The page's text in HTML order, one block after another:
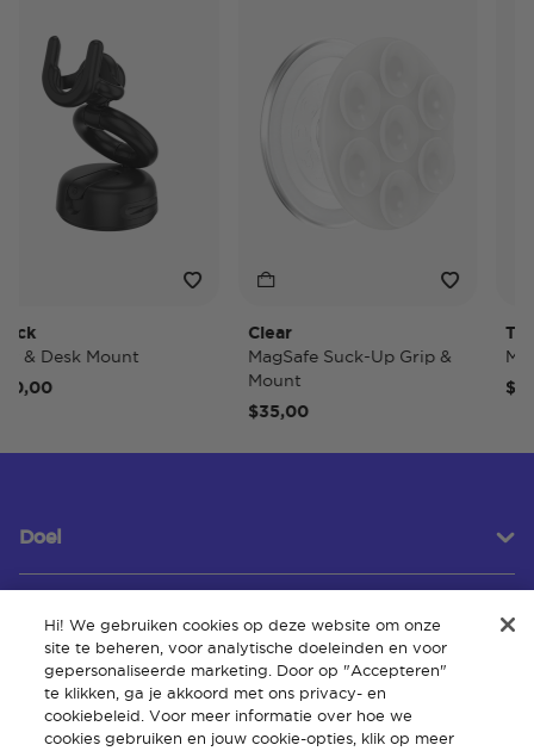
Desk Mount
Clear
MagSafe Suck-Up Grip &
Mount
$35,00
Doel
Klantenservice
Over
Hi! We gebruiken cookies op deze website om onze
site te beheren, voor analytische doeleinden en voor
gepersonaliseerde marketing. Door op "Accepteren"
te klikken, ga je akkoord met ons privacy- en
cookiebeleid. Voor meer informatie over hoe we
cookies gebruiken en jouw cookie-opties, klik op meer